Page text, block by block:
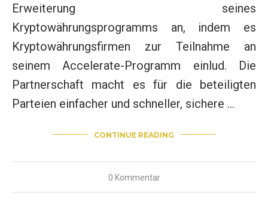
Erweiterung seines
Kryptowährungsprogramms an, indem es
Kryptowährungsfirmen zur Teilnahme an
seinem Accelerate-Programm einlud. Die
Partnerschaft macht es für die beteiligten
Parteien einfacher und schneller, sichere …
CONTINUE READING
0 Kommentar